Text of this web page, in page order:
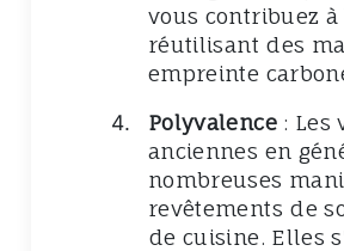
vous contribuez
réutilisant des
empreinte
Polyvalence: Les
anciennes en
nombreuses
revêtements de
de cuisine. Elles